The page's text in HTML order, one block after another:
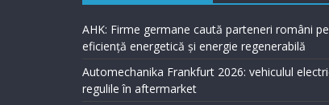
AHK: Firme germane caută parteneri români
eficiență energetică și energie regenerabilă
Automechanika Frankfurt 2026: vehiculul
regulile în aftermarket